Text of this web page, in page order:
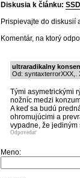
Diskusia k článku:
Prispievajte do diskusií
Komentár, na ktorý
ultraradikalny
Od: syntaxterrorXXX,.
Tými asymetrickými
nožníc medzi
A keď sa budú
ohromujúcimi a
vypadne, že
Odpovedať
Meno: